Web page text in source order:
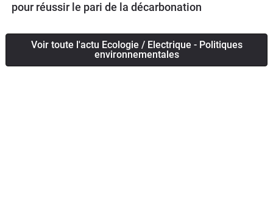
pour réussir le pari de la décarbonation
Voir toute l'actu Ecologie / Electrique - Politiques
environnementales